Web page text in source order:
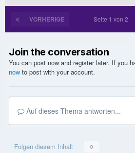
VORHERIGE Seite 1 von 2
Join the conversation
You can post now and register later. If you
now to post with your account.
Auf dieses Thema antworten...
Folgen diesem Inhalt 0